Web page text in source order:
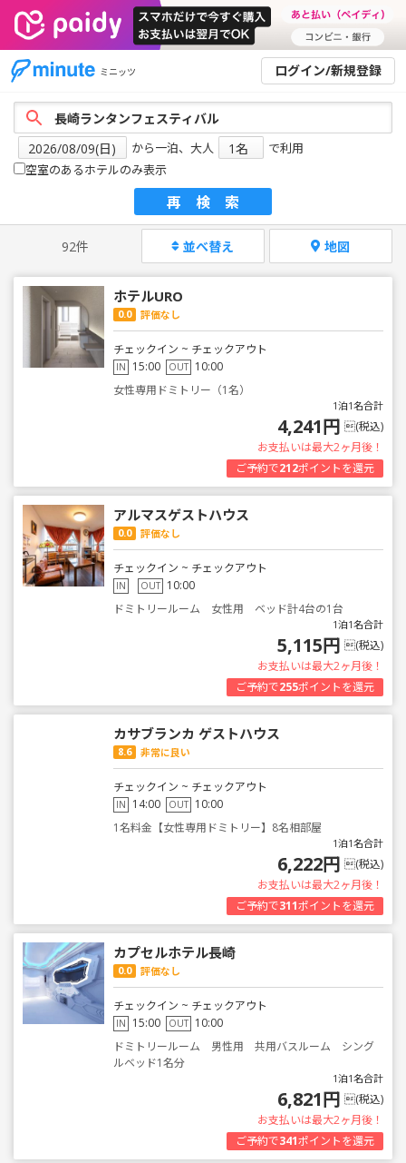
ミニッツ ログイン/新規登録
から一泊、大人
で利用
空室のあるホテルのみ表示
再検索
92件 並べ替え 地図
ホテルURO
0.0 評価なし
チェックイン ~ チェックアウト
IN 15:00 OUT 10:00
女性専用ドミトリー（1名）
1泊1名合計
4,241円 (税込)
お支払いは最大2ヶ月後！
ご予約で212ポイントを還元
アルマスゲストハウス
0.0 評価なし
チェックイン ~ チェックアウト
IN OUT 10:00
ドミトリールーム 女性用 ベッド計4台の1台
1泊1名合計
5,115円 (税込)
お支払いは最大2ヶ月後！
ご予約で255ポイントを還元
カサブランカ ゲストハウス
8.6 非常に良い
チェックイン ~ チェックアウト
IN 14:00 OUT 10:00
1名料金【女性専用ドミトリー】8名相部屋
1泊1名合計
6,222円 (税込)
お支払いは最大2ヶ月後！
ご予約で311ポイントを還元
カプセルホテル長崎
0.0 評価なし
チェックイン ~ チェックアウト
IN 15:00 OUT 10:00
ドミトリールーム 男性用 共用バスルーム シング
ルベッド1名分
1泊1名合計
6,821円 (税込)
お支払いは最大2ヶ月後！
ご予約で341ポイントを還元